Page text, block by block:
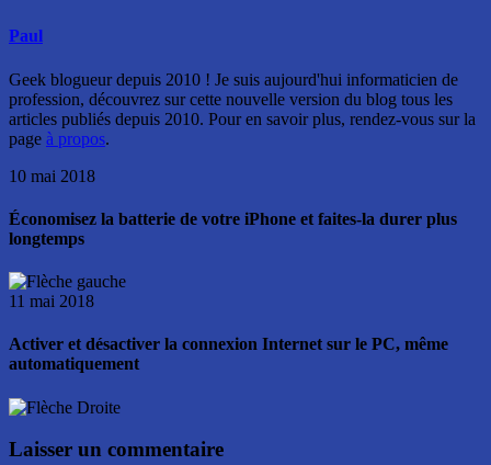
Paul
Geek blogueur depuis 2010 ! Je suis aujourd'hui informaticien de
profession, découvrez sur cette nouvelle version du blog tous les
articles publiés depuis 2010. Pour en savoir plus, rendez-vous sur la
page à propos.
10 mai 2018
Économisez la batterie de votre iPhone et faites-la durer plus
longtemps
11 mai 2018
Activer et désactiver la connexion Internet sur le PC, même
automatiquement
Laisser un commentaire